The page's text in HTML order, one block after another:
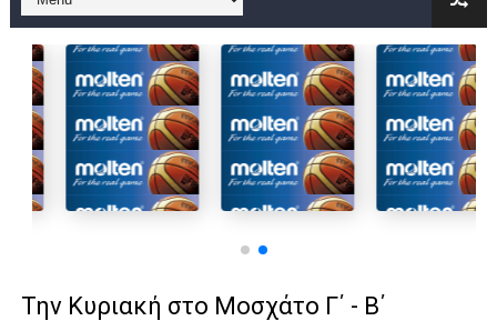
B ΕΦΗΒΩΝ F4 : Χάλκινο το Πέρα 71-56 την Δραπετσώνα στον
Στην National League 2 ο Μανδραϊκός 83-72 τον Εθνικό
Live streaming ΜΠΑΡΑΖ ΑΝΟΔΟΥ ΣΤΗΝ NL 2 : ΑΥΡΙΟ
Β΄ ΕΦΗΒΩΝ F4 : Εντυπωσιακός ο Ρέντης στον τελικό 104-77
Την Κυριακή στο Μοσχάτο Γ΄ - Β΄